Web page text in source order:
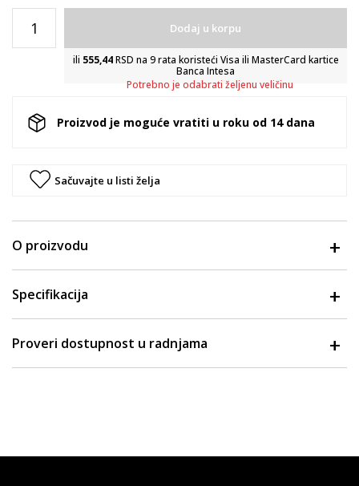
Dodaj u korpu
ili 555,44RSD na 9 rata koristeći Visa ili MasterCard kartice
Banca Intesa
Potrebno je odabrati željenu veličinu
Proizvod je moguće vratiti u roku od 14 dana
Sačuvajte u listi želja
O proizvodu
Specifikacija
Proveri dostupnost u radnjama